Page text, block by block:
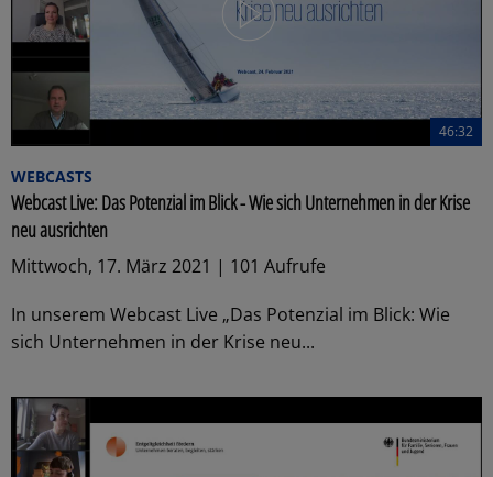
46:32
WEBCASTS
Webcast Live: Das Potenzial im Blick - Wie sich Unternehmen in der Krise
neu ausrichten
Mittwoch, 17. März 2021 | 101 Aufrufe
In unserem Webcast Live „Das Potenzial im Blick: Wie
sich Unternehmen in der Krise neu...